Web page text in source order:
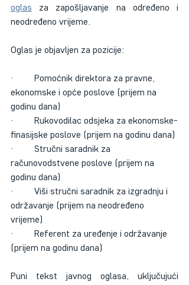
oglas za zapošljavanje na određeno i
neodređeno vrijeme.
Oglas je objavljen za pozicije:
·         Pomoćnik direktora za pravne,
ekonomske i opće poslove (prijem na
godinu dana)
·         Rukovodilac odsjeka za ekonomske-
finasijske poslove (prijem na godinu dana)
·         Stručni saradnik za
računovodstvene poslove (prijem na
godinu dana)
·         Viši stručni saradnik za izgradnju i
održavanje (prijem na neodređeno
vrijeme)
·         Referent za uređenje i održavanje
(prijem na godinu dana)
Puni tekst javnog oglasa, uključujući